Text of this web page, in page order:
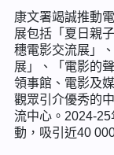
康文署竭誠推動
展包括「夏日親
穗電影交流展」
展」、「電影的
領事館、電影及
觀眾引介優秀的
流中心。2024-
動，吸引近40